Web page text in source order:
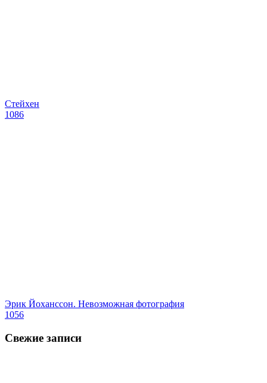
Стейхен
1086
Эрик Йохансcон. Невозможная фотография
1056
Свежие записи